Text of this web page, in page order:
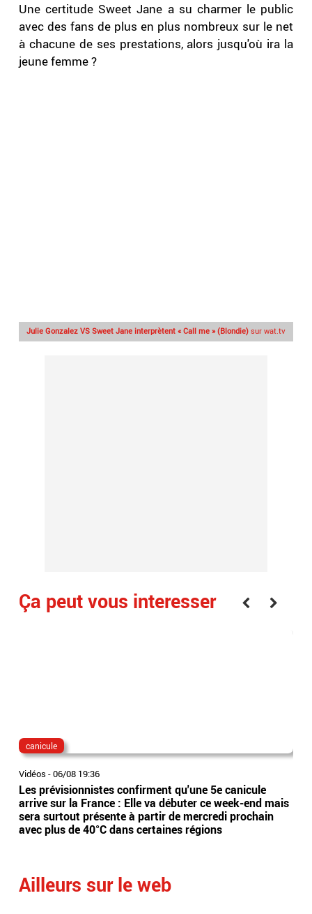
Une certitude Sweet Jane a su charmer le public
avec des fans de plus en plus nombreux sur le net
à chacune de ses prestations, alors jusqu'où ira la
jeune femme ?
Julie Gonzalez VS Sweet Jane interprètent « Call me » (Blondie) sur wat.tv
Ça peut vous interesser
canicule
Vidéos -06/08 19:36
Les prévisionnistes confirment qu'une 5e canicule
arrive sur la France : Elle va débuter ce week-end mais
sera surtout présente à partir de mercredi prochain
avec plus de 40°C dans certaines régions
Ailleurs sur le web